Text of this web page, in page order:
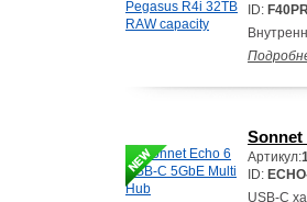
ID:
Sonnet
Артикул:
ID:
USB-C